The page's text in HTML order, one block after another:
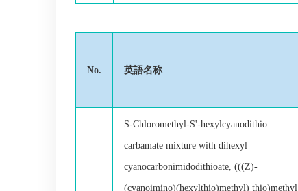
No. 英語名称
S-Chloromethyl-S'-hexylcyanodithio
carbamate mixture with dihexyl
cyanocarbonimidodithioate, (((Z)-
(cyanoimino)(hexylthio)methyl) thio)methyl